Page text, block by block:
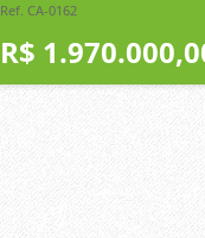
Ref. CA-0162
R$